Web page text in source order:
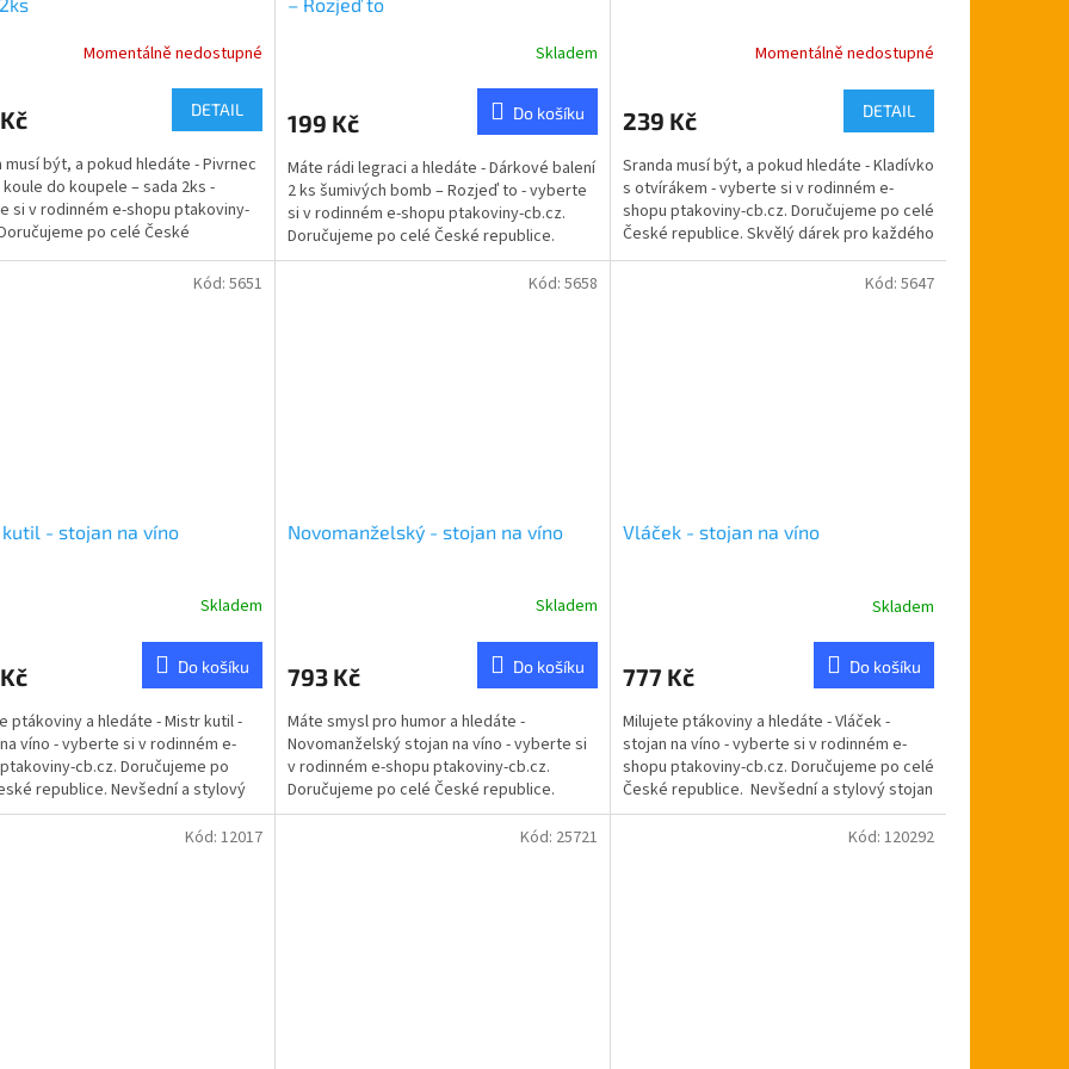
Momentálně nedostupné
DETAIL
musí být, a pokud hledáte - Pivrnec
do koupele – sada 2ks -
si v rodinném e-shopu ptakoviny-
po celé České
Pivrncovy...
je
z
5
hvězdiček.
Skladem
199 Kč Do košíku
Máte rádi legraci a hledáte - Dárkové balení
2 ks šumivých bomb – Rozjeď to - vyberte
si v rodinném e-shopu ptakoviny-cb.cz.
Doručujeme po celé České republice.
Ještě není čas...
je
z
5
hvězdiček.
Momentálně nedostupné
239 Kč DETAIL
Sranda musí být, a pokud hledáte - Kladívko
s otvírákem - vyberte si v rodinném e-
shopu ptakoviny-cb.cz. Doručujeme po celé
České republice. Skvělý dárek pro každého
kutila....
- stojan na víno
Skladem
Do košíku
ptákoviny a hledáte - Mistr kutil -
víno - vyberte si v rodinném e-
cb.cz. Doručujeme po
republice. Nevšední a stylový
Kód: 5651
Novomanželský - stojan na víno
je
z
5
hvězdiček.
Skladem
793 Kč Do košíku
Máte smysl pro humor a hledáte -
Novomanželský stojan na víno - vyberte si
v rodinném e-shopu ptakoviny-cb.cz.
Doručujeme po celé České republice.
Krásný dárek v podobě stojanu...
Kód: 5658
Vláček - stojan na víno
Skladem
777 Kč Do košíku
Milujete ptákoviny a hledáte - Vláček -
stojan na víno - vyberte si v rodinném e-
shopu ptakoviny-cb.cz. Doručujeme po celé
České republice. Nevšední a stylový stojan
na...
Kód: 5647
Kód: 12017 Kód: 25721 Kód: 120292